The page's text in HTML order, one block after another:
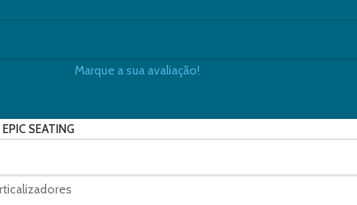
Marque a sua avaliação!
SEATING